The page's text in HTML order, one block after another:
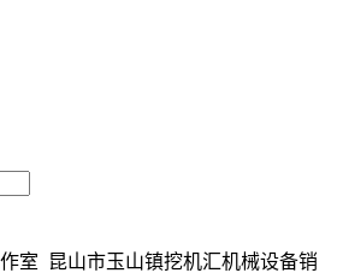
室 昆山市玉山镇挖机汇机械设备销